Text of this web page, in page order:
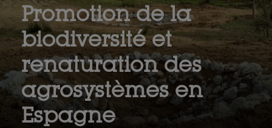
Promotion de la
biodiversité et
renaturation des
agrosystèmes en
Espagne